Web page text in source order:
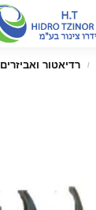
/ רדיאטור ואביזרים